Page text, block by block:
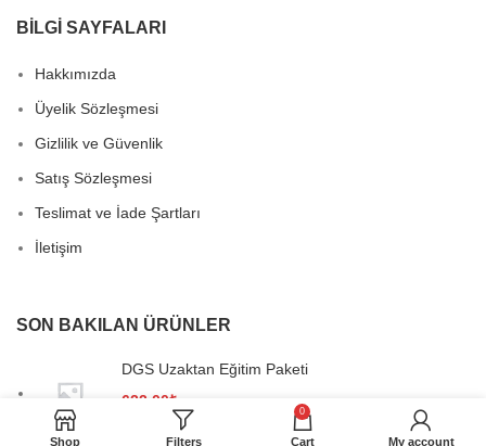
BİLGİ SAYFALARI
Hakkımızda
Üyelik Sözleşmesi
Gizlilik ve Güvenlik
Satış Sözleşmesi
Teslimat ve İade Şartları
İletişim
SON BAKILAN ÜRÜNLER
DGS Uzaktan Eğitim Paketi
622,00₺
Shop Filters
0
Cart My account